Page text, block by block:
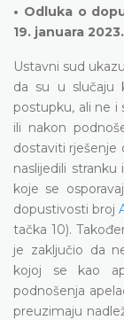
• Odluka o
19. januara
Ustavni sud
da su u slučaju
postupku, ali ne i
ili nakon
dostaviti rješenje
naslijedili
koje se
dopustivosti broj
tačka 10).
je zaključio da
kojoj se kao
podnošenja
preuzimaju